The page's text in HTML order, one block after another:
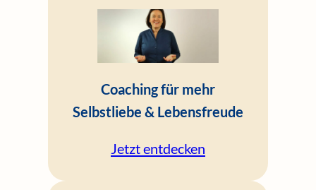
Coaching für mehr
Selbstliebe & Lebensfreude
Jetzt entdecken